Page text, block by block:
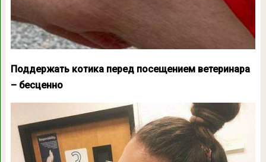
Поддержать котика перед посещением ветеринара
– бесценно